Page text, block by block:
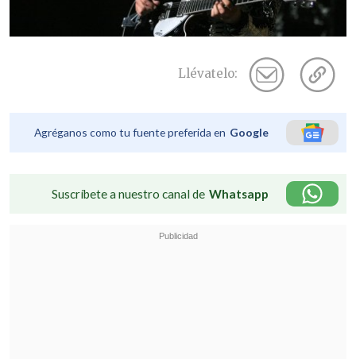
Llévatelo:
Agréganos como tu fuente preferida en Google
Suscríbete a nuestro canal de Whatsapp